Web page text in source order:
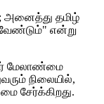
அனைத்து தமிழ்
என்று
மேலாண்மை
நிலையில்,
சேர்க்கிறது.